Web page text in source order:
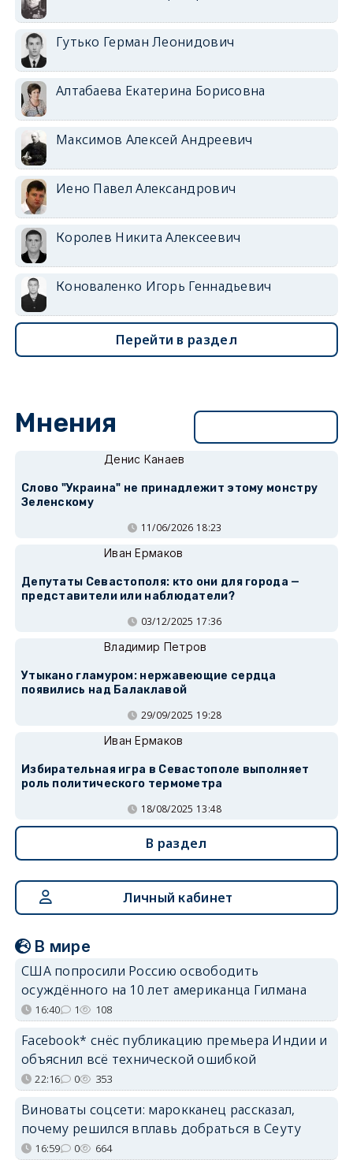
Гутько Герман Леонидович
Алтабаева Екатерина Борисовна
Максимов Алексей Андреевич
Иено Павел Александрович
Королев Никита Алексеевич
Коноваленко Игорь Геннадьевич
Перейти в раздел
Мнения
Денис Канаев
Слово "Украина" не принадлежит этому монстру
Зеленскому
11/06/2026 18:23
Иван Ермаков
Депутаты Севастополя: кто они для города —
представители или наблюдатели?
03/12/2025 17:36
Владимир Петров
Утыкано гламуром: нержавеющие сердца
появились над Балаклавой
29/09/2025 19:28
Иван Ермаков
Избирательная игра в Севастополе выполняет
роль политического термометра
18/08/2025 13:48
В раздел
Личный кабинет
В мире
США попросили Россию освободить
осуждённого на 10 лет американца Гилмана
16:40 1 108
Facebook* снёс публикацию премьера Индии и
объяснил всё технической ошибкой
22:16 0 353
Виноваты соцсети: марокканец рассказал,
почему решился вплавь добраться в Сеуту
16:59 0 664